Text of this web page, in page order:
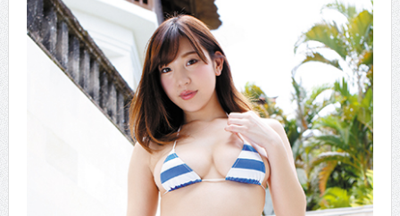
CINEMA×STYLE 286号
CINEMA×STYLE 285号
CINEMA×STYLE 294号